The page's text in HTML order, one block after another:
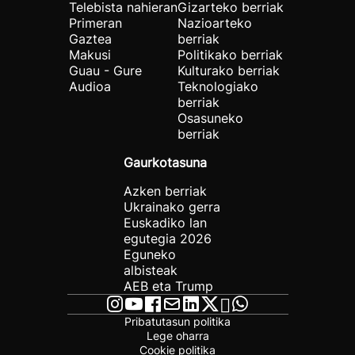
Telebista nahieran
Primeran
Gaztea
Makusi
Guau - Gure
Audioa
Gizarteko berriak
Nazioarteko
berriak
Politikako berriak
Kulturako berriak
Teknologiako
berriak
Osasuneko
berriak
Gaurkotasuna
Azken berriak
Ukrainako gerra
Euskadiko lan
egutegia 2026
Eguneko
albisteak
AEB eta Trump
Pribatutasun politika
Lege oharra
Cookie politika